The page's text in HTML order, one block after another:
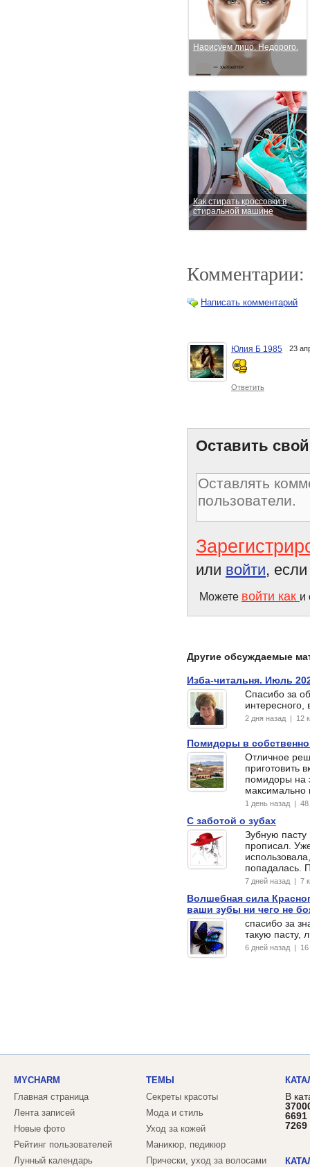
Нарисуем лицо. Недорого.
Как стирать кроссовки в
стиральной машине
Вода для лица: зимние
правила применения
Комментарии:
Написать комментарий
Юлия Б 1985 23
Ответить
Оставить
или войти,
Можете войти как и
Другие обсуждаемые
Изба-читальня. Июль
Спасибо за
интересного,
2 дня назад | 12
Помидоры в
Отличное
приготовить
помидоры на
максимально
1 день назад |
С заботой о зубах
Зубную пасту
прописал.
попадалась.
7 дней назад | 7
Волшебная сила
ваши зубы ни чего не
спасибо за
такую пасту,
6 дней назад |
MYCHARM
Главная страница
Лента записей
Новые фото
Рейтинг пользователей
Лунный календарь
ТЕМЫ
Секреты красоты
Мода и стиль
Уход за кожей
Маникюр, педикюр
Прически, уход за волосами
В
6691
7269